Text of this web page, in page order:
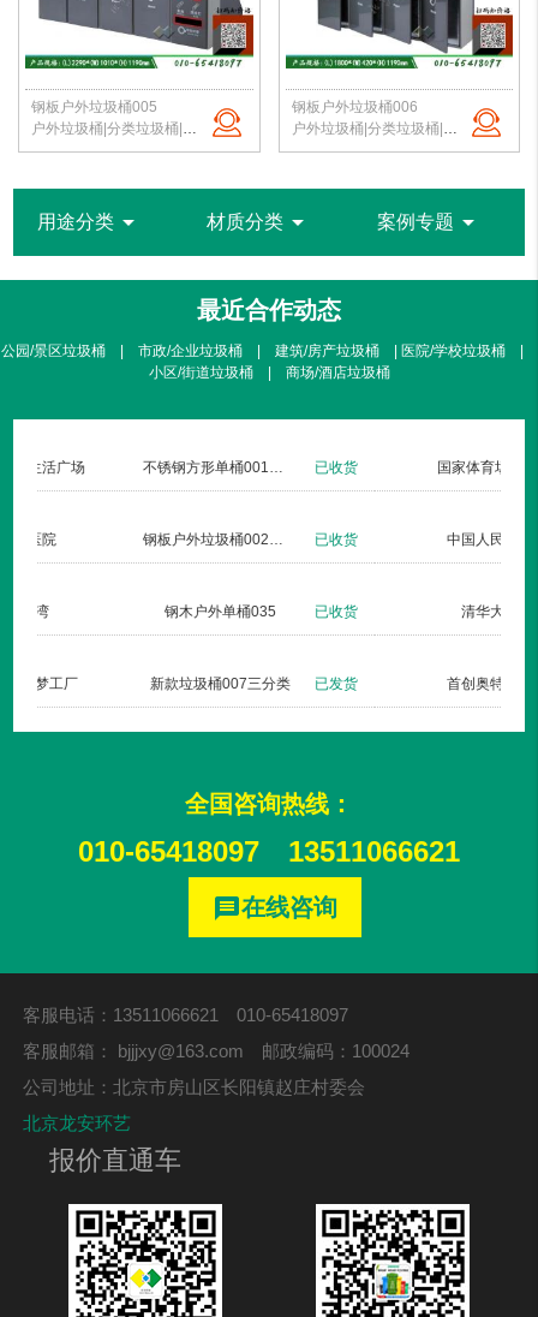
钢板户外垃圾桶005
户外垃圾桶|分类垃圾桶|钢板垃圾桶|公园垃圾桶|北京垃圾桶|厂家直销
钢板户外垃圾桶006
户外垃圾桶|分类垃圾桶|钢板垃圾桶|公园垃圾桶|北京垃圾桶|厂家直销
用途分类arrow_drop_down 材质分类 arrow_drop_down 案例专题 arrow_drop_down
最近合作动态
公园/景区垃圾桶 | 市政/企业垃圾桶 | 建筑/房产垃圾桶 | 医院/学校垃圾桶 |
小区/街道垃圾桶 | 商场/酒店垃圾桶
北京暖山生活广场 已收货
仁安医院 已收货
杏林湾 钢木户外单桶035 已收货
长治双创梦工厂 新款垃圾桶007三分类 已发货
全国咨询热线：
010-65418097 13511066621
message在线咨询
客服电话：13511066621 010-65418097
客服邮箱： bjjjxy@163.com 邮政编码：100024
公司地址：北京市房山区长阳镇赵庄村委会
北京龙安环艺
报价直通车